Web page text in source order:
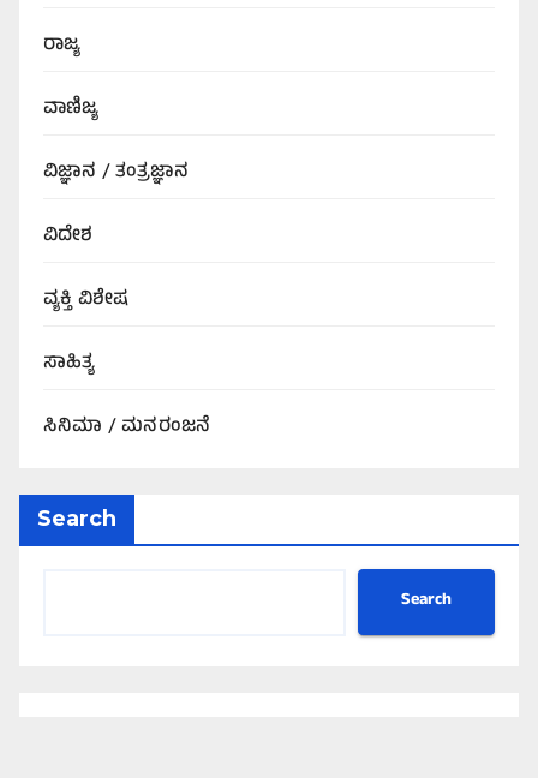
ರಾಜ್ಯ
ವಾಣಿಜ್ಯ
ವಿಜ್ಞಾನ / ತಂತ್ರಜ್ಞಾನ
ವಿದೇಶ
ವ್ಯಕ್ತಿ ವಿಶೇಷ
ಸಾಹಿತ್ಯ
ಸಿನಿಮಾ / ಮನರಂಜನೆ
Search
Search